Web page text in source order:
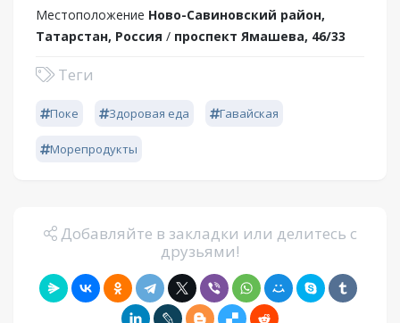
Местоположение Ново-Савиновский район,
Татарстан, Россия / проспект Ямашева, 46/33
Теги
Поке Здоровая еда Гавайская
Морепродукты
Добавляйте в закладки или делитесь с
друзьями!